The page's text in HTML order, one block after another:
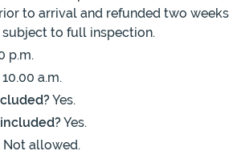
to arrival and refunded two weeks
to full inspection.
p.m.
10.00 a.m.
Yes.
Yes.
Not allowed.